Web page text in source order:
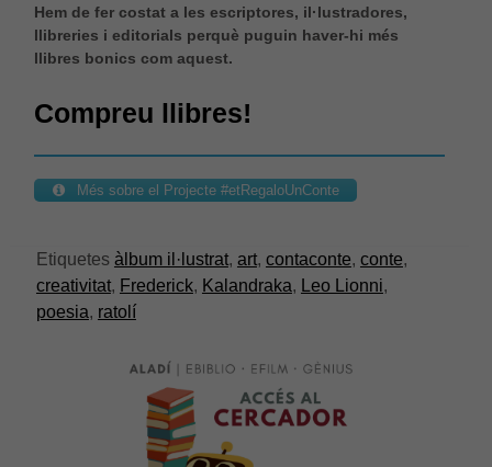
Hem de fer costat a les escriptores, il·lustradores,
llibreries i editorials perquè puguin haver-hi més
llibres bonics com aquest.
Compreu llibres!
Més sobre el Projecte #etRegaloUnConte
Etiquetes àlbum il·lustrat, art, contaconte, conte,
creativitat, Frederick, Kalandraka, Leo Lionni,
poesia, ratolí
Per tal que el
nostre lloc
Si rebutges
cookies,
desapareixerà
del lloc web.